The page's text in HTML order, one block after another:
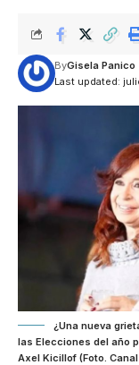
Last updated:
ByGisela Panico
¿Una nueva
las Elecciones del año
Axel Kicillof (Foto. Canal